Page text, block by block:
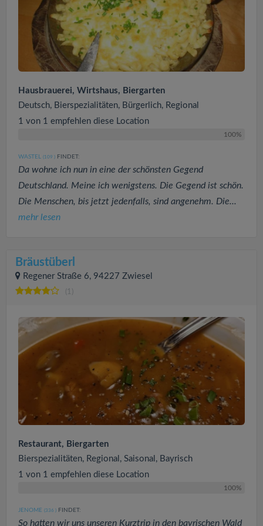
Hausbrauerei, Wirtshaus, Biergarten
Deutsch, Bierspezialitäten, Bürgerlich, Regional
1 von 1 empfehlen diese Location
100%
WASTEL (109 ) FINDET:
Da wohne ich nun in eine der schönsten Gegend
Deutschland. Meine ich wenigstens. Die Gegend ist schön.
Die Menschen, bis jetzt jedenfalls, sind angenehm. Die...
mehr lesen
Bräustüberl
Regener Straße 6, 94227 Zwiesel
Restaurant, Biergarten
Bierspezialitäten, Regional, Saisonal, Bayrisch
1 von 1 empfehlen diese Location
100%
JENOME (336 ) FINDET:
So hatten wir uns unseren Kurztrip in den bayrischen Wald